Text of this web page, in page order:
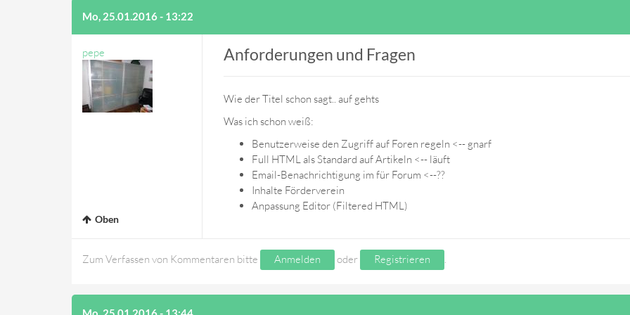
Mo, 25.01.2016 - 13:22
pepe Anforderungen und Fragen
Wie der Titel schon sagt.. auf gehts
Was ich schon weiß:
Benutzerweise den Zugriff auf Foren regeln <-- gnarf
Full HTML als Standard auf Artikeln <-- läuft
Email-Benachrichtigung im für Forum <--??
Inhalte Förderverein
Anpassung Editor (Filtered HTML)
Oben
Zum Verfassen von Kommentaren bitte Anmelden oder Registrieren .